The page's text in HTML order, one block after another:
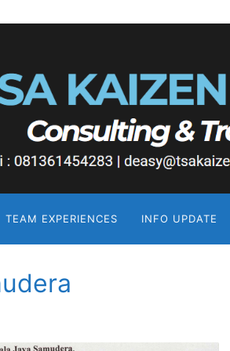
TEAM EXPERIENCES INFO UPDATE